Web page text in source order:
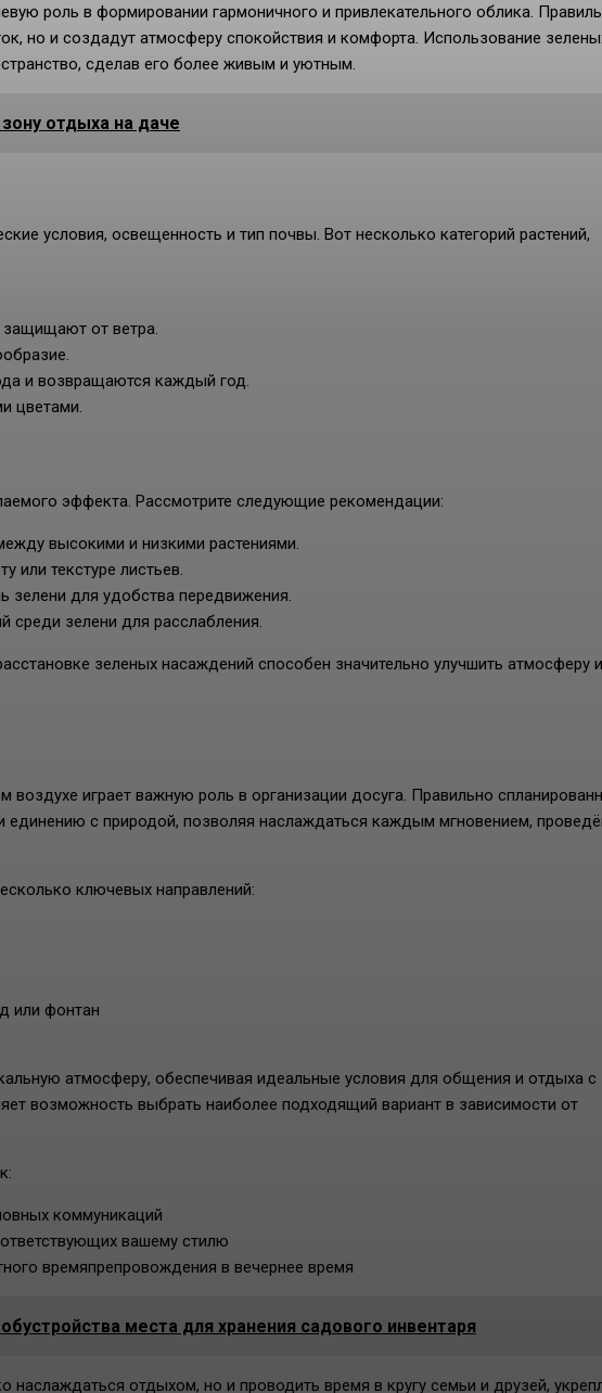
роль в формировании гармоничного и привлекательного облика.
но и создадут атмосферу спокойствия и комфорта. Использование
сделав его более живым и уютным.
отдыха на даче
условия, освещенность и тип почвы. Вот несколько категорий растений,
защищают от ветра.
и возвращаются каждый год.
цветами.
эффекта. Рассмотрите следующие рекомендации:
высокими и низкими растениями.
или текстуре листьев.
для удобства передвижения.
среди зелени для расслабления.
зеленых насаждений способен значительно улучшить атмосферу и
играет важную роль в организации досуга. Правильно
единению с природой, позволяя наслаждаться каждым мгновением,
ключевых направлений:
или фонтан
атмосферу, обеспечивая идеальные условия для общения и отдыха с
возможность выбрать наиболее подходящий вариант в зависимости от
коммуникаций
вашему стилю
времяпрепровождения в вечернее время
места для хранения садового инвентаря
наслаждаться отдыхом, но и проводить время в кругу семьи и друзей,